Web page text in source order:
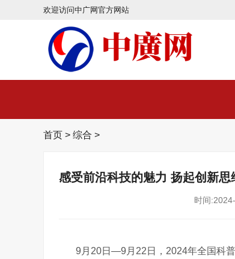
欢迎访问中广网官方网站
首页 > 综合 >
感受前沿科技的魅力 扬起创新思
时间
9月20日—9月22日，2024年全国科普